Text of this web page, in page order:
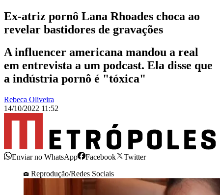
Ex-atriz pornô Lana Rhoades choca ao
revelar bastidores de gravações
A influencer americana mandou a real
em entrevista a um podcast. Ela disse que
a indústria pornô é "tóxica"
Rebeca Oliveira
14/10/2022 11:52
Enviar no WhatsApp Facebook
Twitter
Reprodução/Redes Sociais